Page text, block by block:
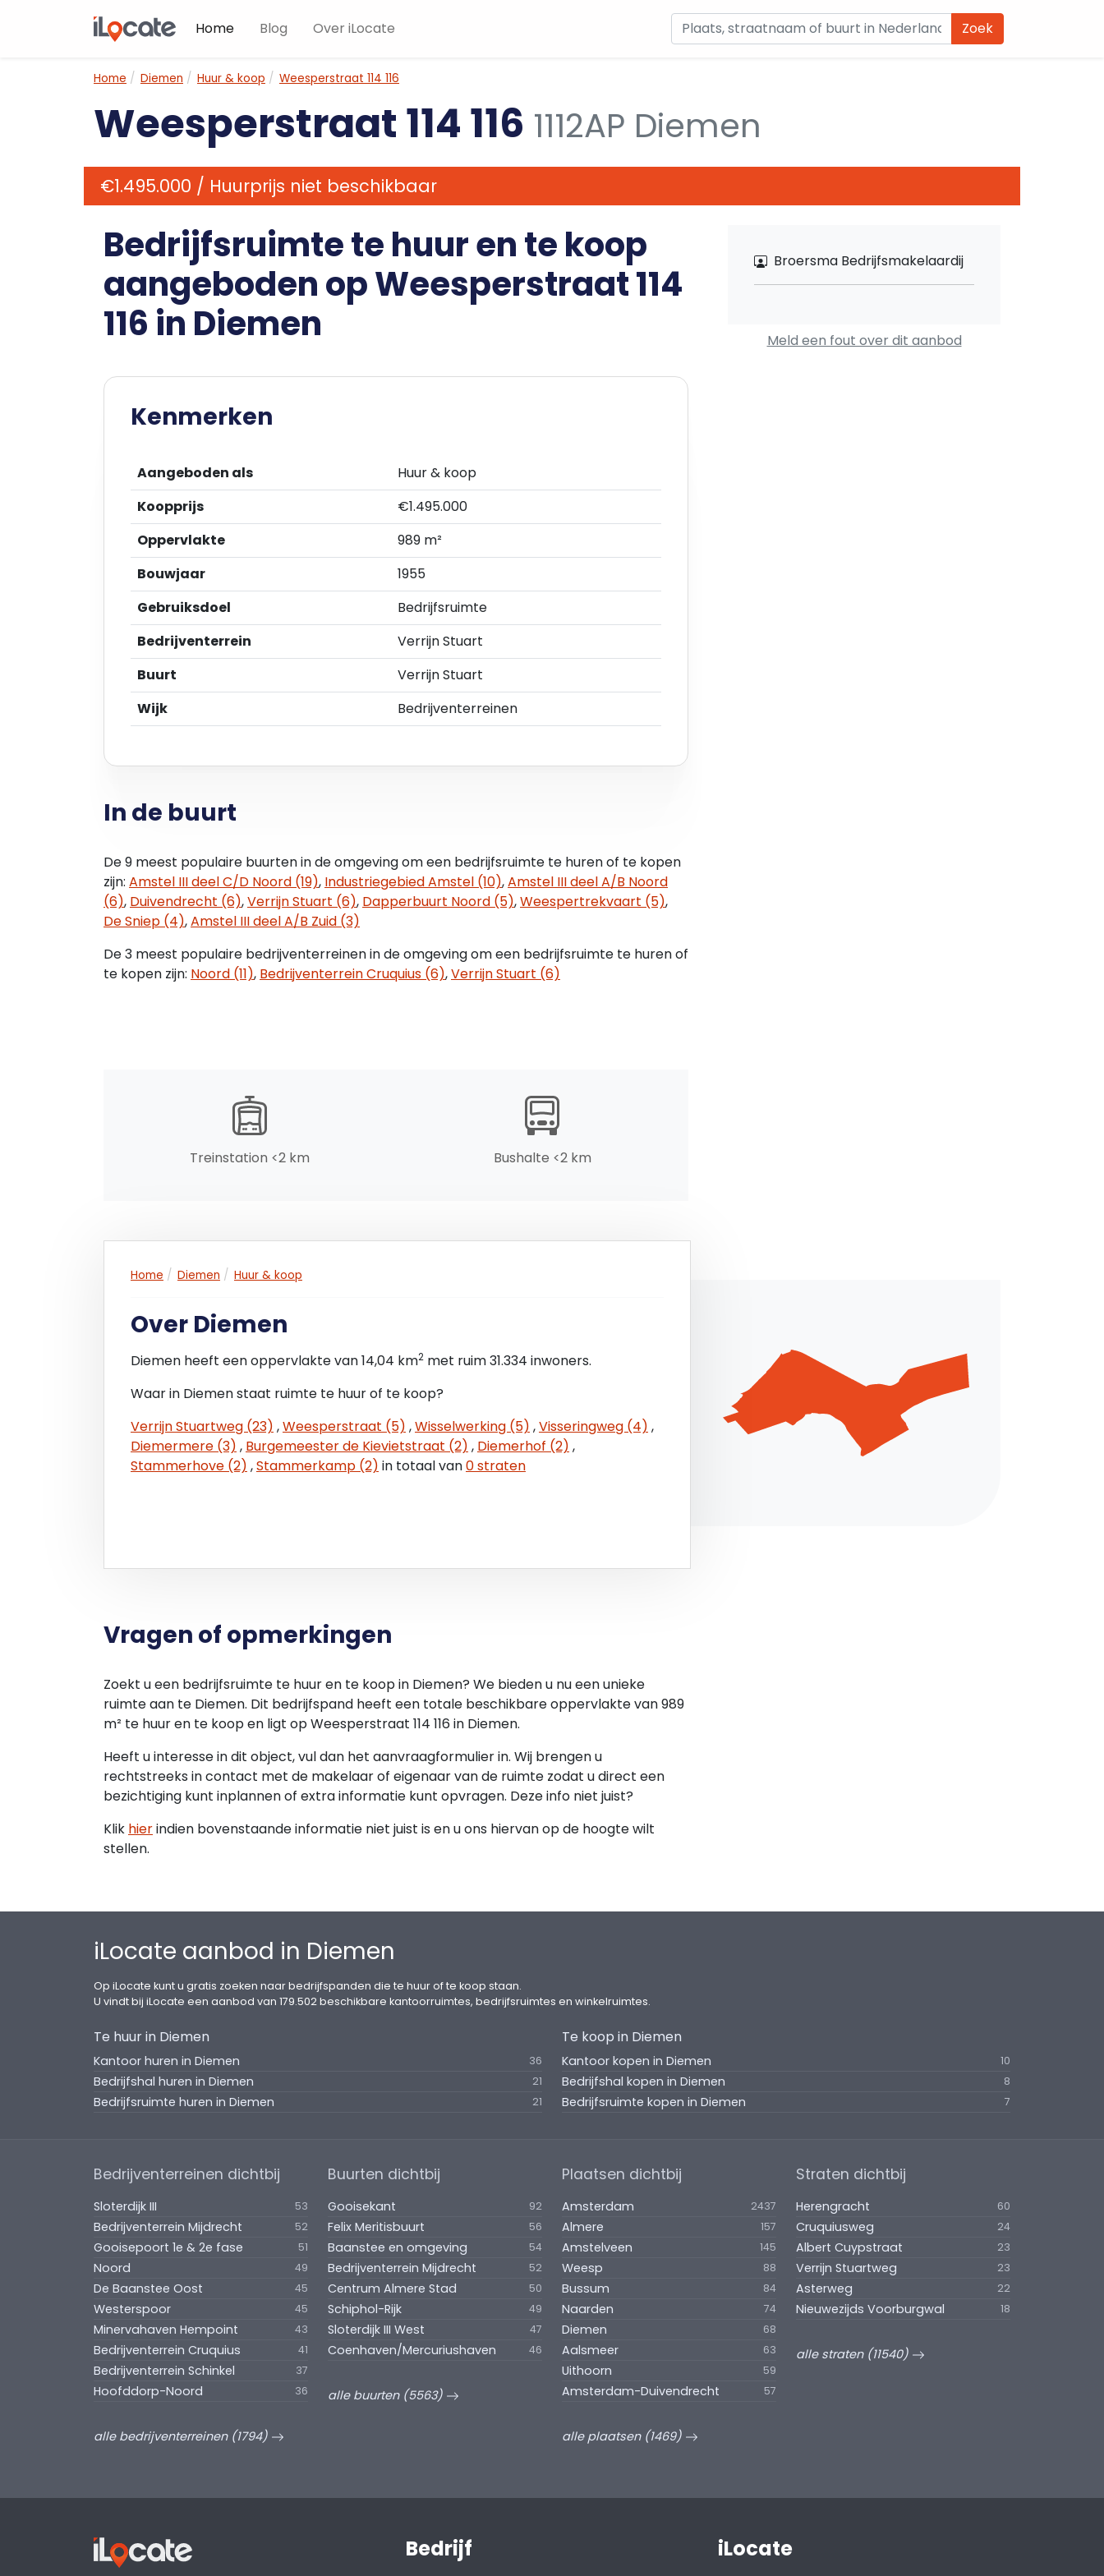
Home Blog Over iLocate Zoek
Home Diemen Huur & koop Weesperstraat 114 116
Weesperstraat 114 116 1112AP Diemen
€1.495.000 / Huurprijs niet beschikbaar
Bedrijfsruimte te huur en te koop
aangeboden op Weesperstraat 114
116 in Diemen
Broersma Bedrijfsmakelaardij
Meld een fout over dit aanbod
Kenmerken
Aangeboden als
Huur & koop
Koopprijs
€1.495.000
Oppervlakte
989 m²
Bouwjaar
1955
Gebruiksdoel
Bedrijfsruimte
Bedrijventerrein
Verrijn Stuart
Buurt
Verrijn Stuart
Wijk
Bedrijventerreinen
In de buurt
De 9 meest populaire buurten in de omgeving om een bedrijfsruimte te huren of te kopen
zijn: Amstel III deel C/D Noord (19), Industriegebied Amstel (10),Amstel III deel A/B Noord
(6), Duivendrecht (6),Verrijn Stuart (6), Dapperbuurt Noord (5),Weespertrekvaart (5),
De Sniep (4),Amstel III deel A/B Zuid (3)
De 3 meest populaire bedrijventerreinen in de omgeving om een bedrijfsruimte te huren of
te kopen zijn: Noord (11), Bedrijventerrein Cruquius (6),Verrijn Stuart (6)
Treinstation <2 km Bushalte <2 km
Home Diemen Huur & koop
Over Diemen
Diemen heeft een oppervlakte van 14,04 km2met ruim 31.334 inwoners.
Waar in Diemen staat ruimte te huur of te koop?
Verrijn Stuartweg (23) ,Weesperstraat (5) ,Wisselwerking (5) ,Visseringweg (4) ,
Diemermere (3) , Burgemeester de Kievietstraat (2) , Diemerhof (2) ,
Stammerhove (2) ,Stammerkamp (2) in totaal van0 straten
Vragen of opmerkingen
Zoekt u een bedrijfsruimte te huur en te koop in Diemen? We bieden u nu een unieke
ruimte aan te Diemen. Dit bedrijfspand heeft een totale beschikbare oppervlakte van 989
m² te huur en te koop en ligt op Weesperstraat 114 116 in Diemen.
Heeft u interesse in dit object, vul dan het aanvraagformulier in. Wij brengen u
rechtstreeks in contact met de makelaar of eigenaar van de ruimte zodat u direct een
bezichtiging kunt inplannen of extra informatie kunt opvragen. Deze info niet juist?
Klik hierindien bovenstaande informatie niet juist is en u ons hiervan op de hoogte wilt
stellen.
iLocate aanbod in Diemen
Op iLocate kunt u gratis zoeken naar bedrijfspanden die te huur of te koop staan.
U vindt bij iLocate een aanbod van 179.502 beschikbare kantoorruimtes, bedrijfsruimtes en winkelruimtes.
Te huur in Diemen
Kantoor huren in Diemen 36
Bedrijfshal huren in Diemen 21
Bedrijfsruimte huren in Diemen 21
Te koop in Diemen
Kantoor kopen in Diemen 10
Bedrijfshal kopen in Diemen 8
Bedrijfsruimte kopen in Diemen 7
Bedrijventerreinen dichtbij
Sloterdijk III 53
Bedrijventerrein Mijdrecht 52
Gooisepoort 1e & 2e fase 51
Noord 49
De Baanstee Oost 45
Westerspoor 45
Minervahaven Hempoint 43
Bedrijventerrein Cruquius 41
Bedrijventerrein Schinkel 37
Hoofddorp-Noord 36
alle bedrijventerreinen (1794)
Buurten dichtbij
Gooisekant 92
Felix Meritisbuurt 56
Baanstee en omgeving 54
Bedrijventerrein Mijdrecht 52
Centrum Almere Stad 50
Schiphol-Rijk 49
Sloterdijk III West 47
Coenhaven/Mercuriushaven 46
alle buurten (5563)
Plaatsen dichtbij
Amsterdam 2437
Almere 157
Amstelveen 145
Weesp 88
Bussum 84
Naarden 74
Diemen 68
Aalsmeer 63
Uithoorn 59
Amsterdam-Duivendrecht 57
alle plaatsen (1469)
Straten dichtbij
Herengracht 60
Cruquiusweg 24
Albert Cuypstraat 23
Verrijn Stuartweg 23
Asterweg 22
Nieuwezijds Voorburgwal 18
alle straten (11540)
Bedrijf iLocate